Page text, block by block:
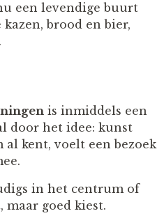
een levendige buurt
brood en bier,
is inmiddels een
door het idee: kunst
al kent, voelt een bezoek
in het centrum of
maar goed kiest.